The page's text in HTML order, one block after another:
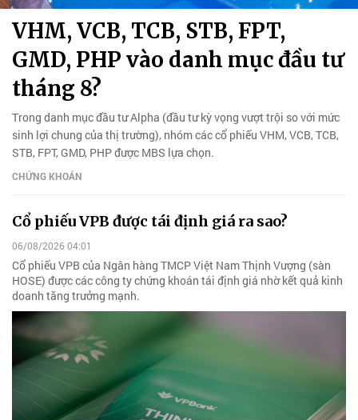
VHM, VCB, TCB, STB, FPT,
GMD, PHP vào danh mục đầu tư
tháng 8?
Trong danh mục đầu tư Alpha (đầu tư kỳ vọng vượt trội so với mức
sinh lợi chung của thị trường), nhóm các cổ phiếu VHM, VCB, TCB,
STB, FPT, GMD, PHP được MBS lựa chọn.
CHỨNG KHOÁN
Cổ phiếu VPB được tái định giá ra sao?
06/08/2026 04:01
Cổ phiếu VPB của Ngân hàng TMCP Việt Nam Thịnh Vượng (sàn
HOSE) được các công ty chứng khoán tái định giá nhờ kết quả kinh
doanh tăng trưởng mạnh.